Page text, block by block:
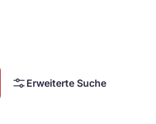
Erweiterte Suche